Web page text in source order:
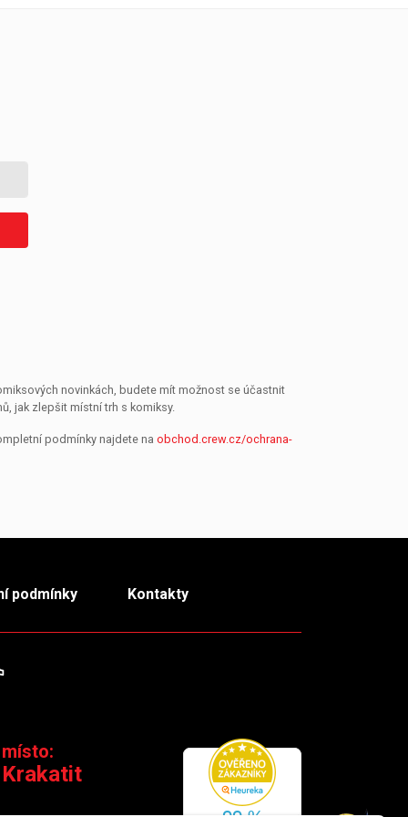
novinkách, budete mít možnost se účastnit
jak zlepšit místní trh s komiksy.
podmínky najdete na obchod.crew.cz/ochrana-
podmínky Kontakty